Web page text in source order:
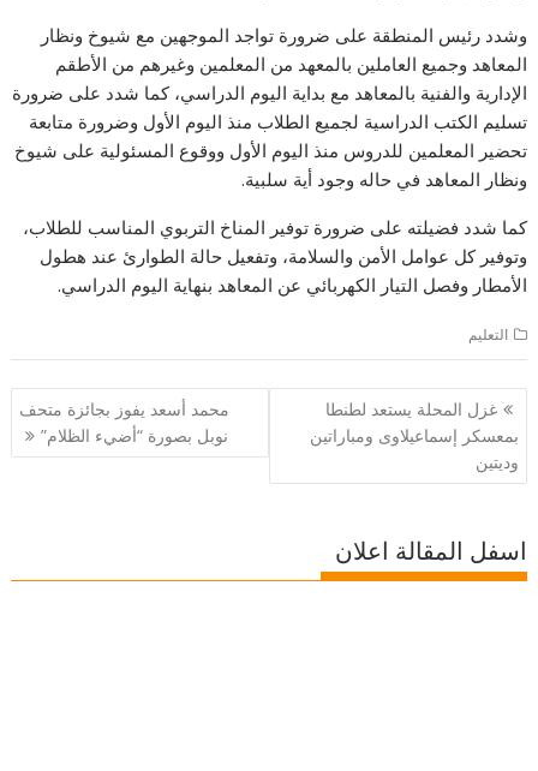
وشدد رئيس المنطقة على ضرورة تواجد الموجهين مع شيوخ ونظار
المعاهد وجميع العاملين بالمعهد من المعلمين وغيرهم من الأطقم
الإدارية والفنية بالمعاهد مع بداية اليوم الدراسي، كما شدد على ضرورة
تسليم الكتب الدراسية لجميع الطلاب منذ اليوم الأول وضرورة متابعة
تحضير المعلمين للدروس منذ اليوم الأول ووقوع المسئولية على شيوخ
ونظار المعاهد في حاله وجود أية سلبية.
كما شدد فضيلته على ضرورة توفير المناخ التربوي المناسب للطلاب،
وتوفير كل عوامل الأمن والسلامة، وتفعيل حالة الطوارئ عند هطول
الأمطار وفصل التيار الكهربائي عن المعاهد بنهاية اليوم الدراسي.
التعليم
تصفّح
المقالات
غزل المحلة يستعد لطنطا
بمعسكر إسماعيلاوى ومباراتين
وديتين
محمد أسعد يفوز بجائزة متحف
نوبل بصورة “أضيء الظلام”
اسفل المقالة اعلان